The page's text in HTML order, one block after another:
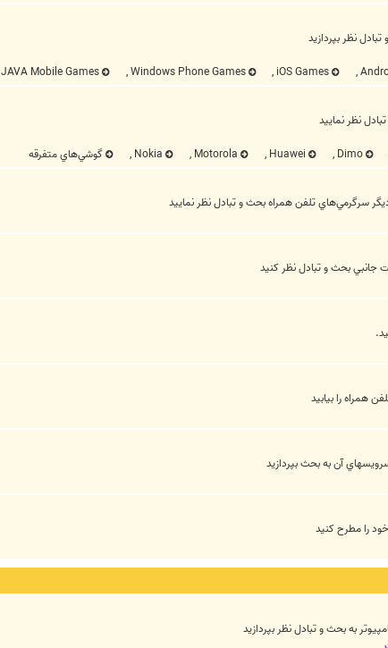
نظر بپردازيد
,
iOS Games
,
Windows Phone Games
,
JAVA Mobile Games
نظر نماييد
Dimo
,
Huawei
,
Motorola
,
Nokia
, گوشي‌هاي متفرقه
سرگرمي‌هاي تلفن همراه بحث و تبادل نظر نماييد
جانبي بحث و تبادل نظر كنيد
همراه را بيابيد
آن به بحث بپردازيد
را مطرح کنيد
به بحث و تبادل نظر بپردازيد